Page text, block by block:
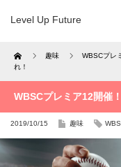
Level Up Future
Home 趣味
WBSCプレ
れ！
WBSCプレミア12開催
2019/10/15 趣味